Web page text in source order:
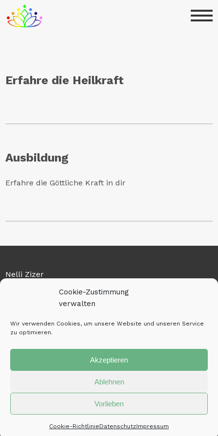
Cookie-Zustimmung
verwalten
Wir verwenden Cookies, um unsere Website und unseren Service
zu optimieren.
Akzeptieren
Ablehnen
Vorlieben
Cookie-RichtlinieDatenschutzImpressum
Erfahre die Heilkraft
Ausbildung
Erfahre die Göttliche Kraft in dir
Nelli Zizer
Am Flugplatz 7
Tel: 0159-01128263
Email:
Email Ausbildung:ausbildung@licht-liebe.online
Datenschutz
© 2026 Copyright Licht und Liebe